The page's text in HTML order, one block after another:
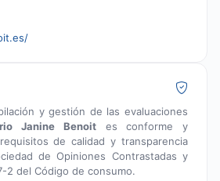
y gestión de las evaluaciones
Janine Benoites conforme y
de calidad y transparencia
de Opiniones Contrastadas y
2 del Código de consumo.